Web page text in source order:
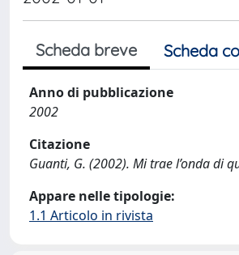
Scheda breve Scheda
Anno di pubblicazione
2002
Citazione
Guanti, G. (2002). Mi trae l’onda di
Appare nelle tipologie:
1.1 Articolo in rivista